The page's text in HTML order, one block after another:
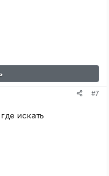
#7
искать